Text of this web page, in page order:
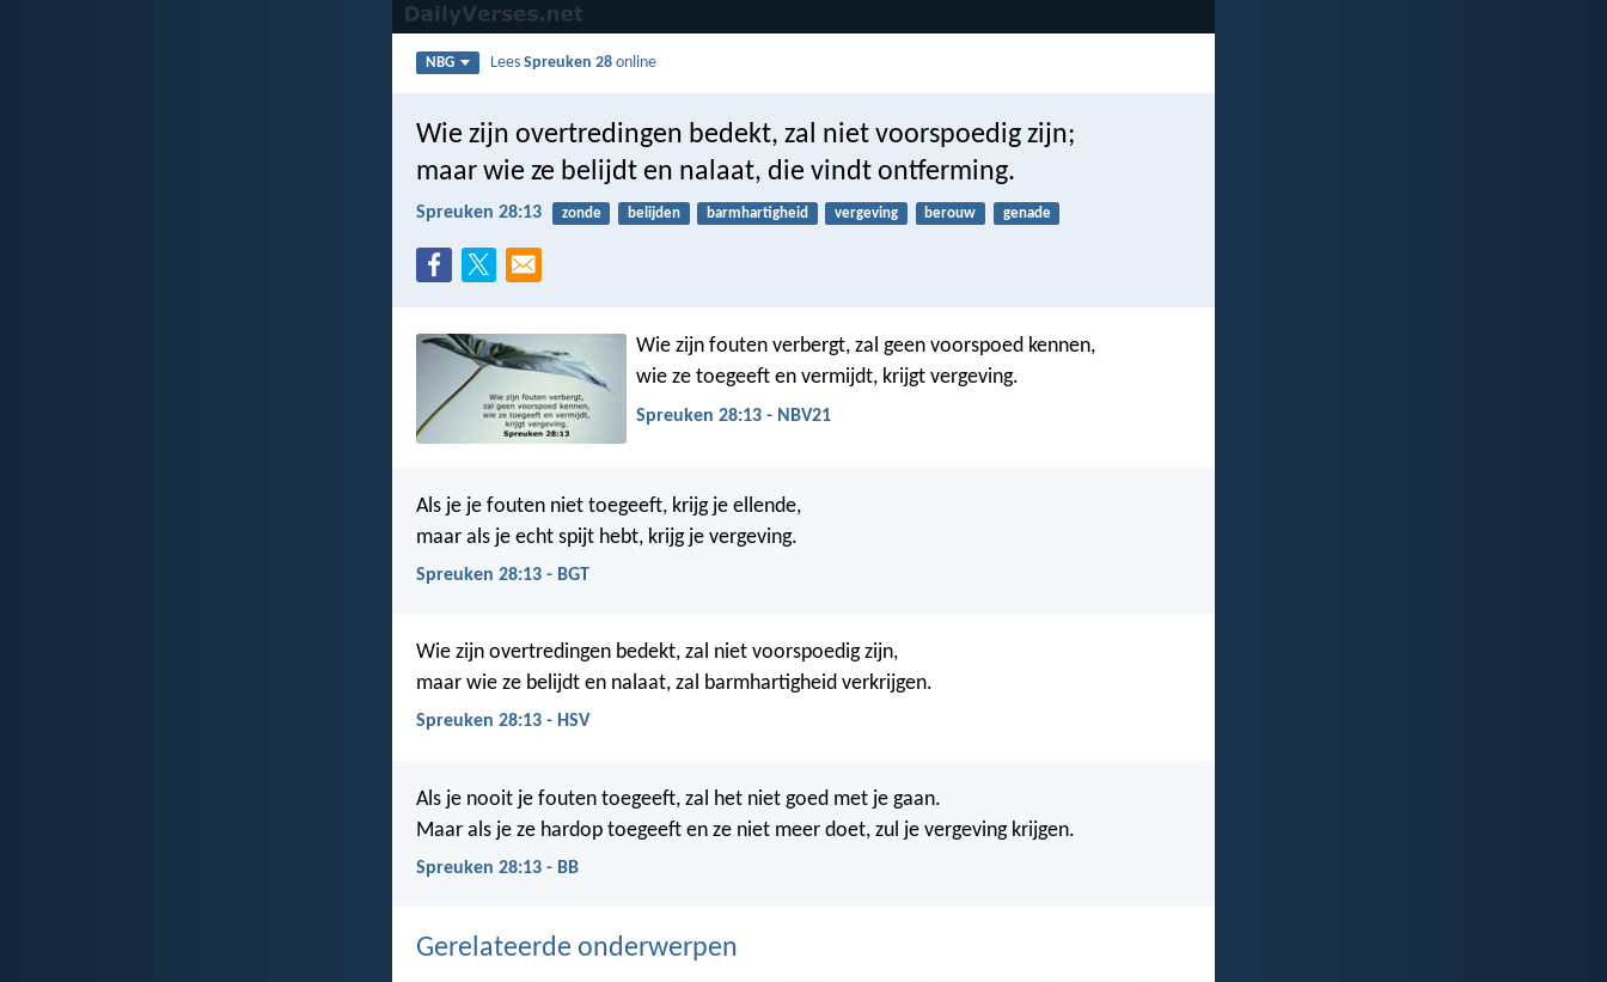
NBG LeesSpreuken 28 online
Wie zijn overtredingen bedekt, zal niet voorspoedig zijn;
maar wie ze belijdt en nalaat, die vindt ontferming.
Spreuken 28:13 zonde belijden barmhartigheid vergeving berouw genade
Wie zijn fouten verbergt, zal geen voorspoed kennen,
wie ze toegeeft en vermijdt, krijgt vergeving.
Spreuken 28:13 - NBV21
Als je je fouten niet toegeeft, krijg je ellende,
maar als je echt spijt hebt, krijg je vergeving.
Spreuken 28:13 - BGT
Wie zijn overtredingen bedekt, zal niet voorspoedig zijn,
maar wie ze belijdt en nalaat, zal barmhartigheid verkrijgen.
Spreuken 28:13 - HSV
Als je nooit je fouten toegeeft, zal het niet goed met je gaan.
Maar als je ze hardop toegeeft en ze niet meer doet, zul je vergeving krijgen.
Spreuken 28:13 - BB
Gerelateerde onderwerpen